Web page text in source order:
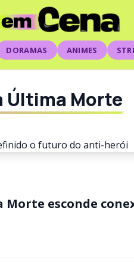
DORAMAS ANIMES
Última Morte
Morte esconde